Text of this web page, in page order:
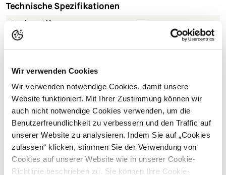
Wir verwenden Cookies
Wir verwenden notwendige Cookies, damit unsere
Website funktioniert. Mit Ihrer Zustimmung können wir
auch nicht notwendige Cookies verwenden, um die
Benutzerfreundlichkeit zu verbessern und den Traffic auf
unserer Website zu analysieren. Indem Sie auf „Cookies
zulassen“ klicken, stimmen Sie der Verwendung von
Cookies auf unserer Website wie in unserer Cookie-
Richtlinie beschrieben zu. Sie können Ihre Cookie-
Die Lieferung erfolgt mit vorherigem Avis durch eine
Spedition. Diese setzt sich mit Ihnen direkt zur Vereinbarung
eines Liefertermins in Verbindung. Bitte geben Sie hierzu
an, unter der wir Sie gut
Sicherheitshinweise
Trendelburg-Deisel, Deutschland, info@koehler-holz.de
Technische Spezifikationen
Geeignet für
Länge (cm)
Höhe (cm)
Gewicht (kg)
45
Sehen Sie sich alle technischen Spezifikationen an
Kundenbewertungen